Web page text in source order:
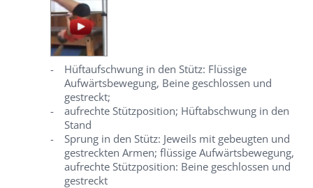
-
Hüftaufschwung in den Stütz: Flüssige
Aufwärtsbewegung, Beine geschlossen und
gestreckt;
-
aufrechte Stützposition; Hüftabschwung in den
Stand
-
Sprung in den Stütz: Jeweils mit gebeugten und
gestreckten Armen; flüssige Aufwärtsbewegung,
aufrechte Stützposition: Beine geschlossen und
gestreckt